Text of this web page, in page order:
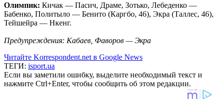
Олимпик: Кичак — Пасич, Драме, Зотько, Лебеденко —
Бабенко, Политыло — Бенито (Каргбо, 46), Экра (Таллес, 46),
Тейшейра — Нкенг.
Предупреждения: Кабаев, Фаворов — Экра
Читайте Korrespondent.net в Google News
ТЕГИ: isport.ua
Если вы заметили ошибку, выделите необходимый текст и
нажмите Ctrl+Enter, чтобы сообщить об этом редакции.